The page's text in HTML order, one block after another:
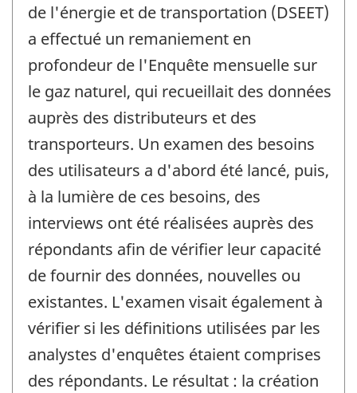
-
de l'énergie et de transportation (DSEET)
a effectué un remaniement en
profondeur de l'Enquête mensuelle sur
le gaz naturel, qui recueillait des données
auprès des distributeurs et des
transporteurs. Un examen des besoins
des utilisateurs a d'abord été lancé, puis,
à la lumière de ces besoins, des
interviews ont été réalisées auprès des
répondants afin de vérifier leur capacité
de fournir des données, nouvelles ou
existantes. L'examen visait également à
vérifier si les définitions utilisées par les
analystes d'enquêtes étaient comprises
des répondants. Le résultat : la création